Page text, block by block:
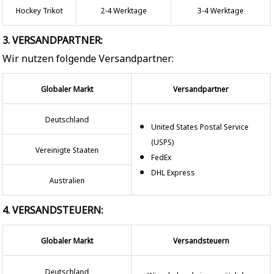
Hockey Trikot 2-4 Werktage 3-4 Werktage
3. VERSANDPARTNER:
Wir nutzen folgende Versandpartner:
Globaler Markt Versandpartner
Deutschland
United States Postal Service
(USPS)
FedEx
DHL Express
Vereinigte Staaten
Australien
4. VERSANDSTEUERN:
Globaler Markt Versandsteuern